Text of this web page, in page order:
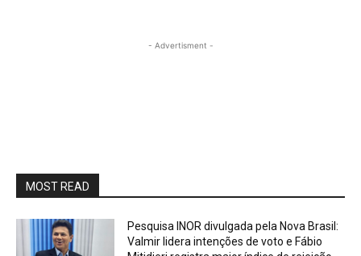
- Advertisment -
Energisa abre 20 vagas para o Programa